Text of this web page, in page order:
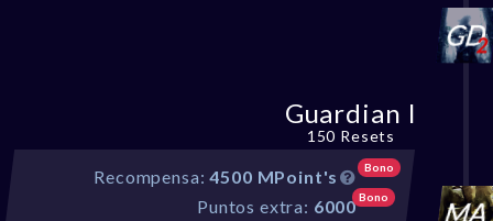
Guardian I
150 Resets
Recompensa:4500 MPoint's Bono
Puntos extra: 6000Bono